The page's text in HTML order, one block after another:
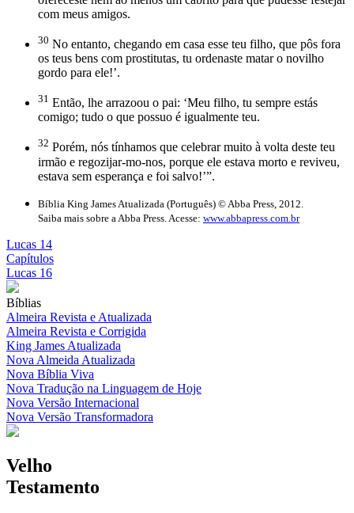
com meus amigos.
30 No entanto, chegando em casa esse teu filho, que pôs fora
os teus bens com prostitutas, tu ordenaste matar o novilho
gordo para ele!’.
31 Então, lhe arrazoou o pai: ‘Meu filho, tu sempre estás
comigo; tudo o que possuo é igualmente teu.
32 Porém, nós tínhamos que celebrar muito à volta deste teu
irmão e regozijar-mo-nos, porque ele estava morto e reviveu,
estava sem esperança e foi salvo!’”.
Bíblia King James Atualizada (Português) © Abba Press, 2012.
Saiba mais sobre a Abba Press. Acesse: www.abbapress.com.br
Lucas 14
Capítulos
Lucas 16
Bíblias
Almeira Revista e Atualizada
Almeira Revista e Corrigida
King James Atualizada
Nova Almeida Atualizada
Nova Bíblia Viva
Nova Tradução na Linguagem de Hoje
Nova Versão Internacional
Nova Versão Transformadora
Velho
Testamento